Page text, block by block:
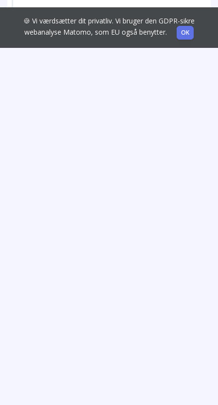
🍪 Vi værdsætter dit privatliv. Vi bruger den GDPR-sikre
webanalyse Matomo, som EU også benytter.
OK